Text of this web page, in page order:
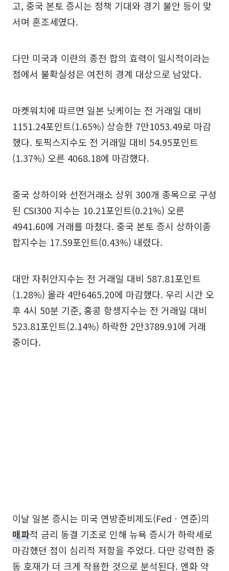
고, 중국 본토 증시는 정책 기대와 경기 불안 등이 맞
서며 혼조세였다.
다만 미국과 이란의 종전 합의 효력이 일시적이라는
점에서 불확실성은 여전히 경계 대상으로 남았다.
마켓워치에 따르면 일본 닛케이는 전 거래일 대비
1151.24포인트(1.65%) 상승한 7만1053.49로 마감
했다. 토픽스지수도 전 거래일 대비 54.95포인트
(1.37%) 오른 4068.18에 마감했다.
중국 상하이와 선전거래소 상위 300개 종목으로 구성
된 CSI300 지수는 10.21포인트(0.21%) 오른
4941.60에 거래를 마쳤다. 중국 본토 증시 상하이종
합지수는 17.59포인트(0.43%) 내렸다.
대만 자취안지수는 전 거래일 대비 587.81포인트
(1.28%) 올라 4만6465.20에 마감했다. 우리 시간 오
후 4시 50분 기준, 홍콩 항셍지수는 전 거래일 대비
523.81포인트(2.14%) 하락한 2만3789.91에 거래
중이다.
이날 일본 증시는 미국 연방준비제도(Fedㆍ연준)의
매파적 금리 동결 기조로 인해 뉴욕 증시가 하락세로
마감했던 점이 심리적 저항을 주었다. 다만 강력한 중
동 호재가 더 크게 작용한 것으로 분석된다. 엔화 약